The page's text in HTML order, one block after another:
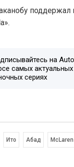
поддержал
на
самых
сериях
Ито Абад McLaren